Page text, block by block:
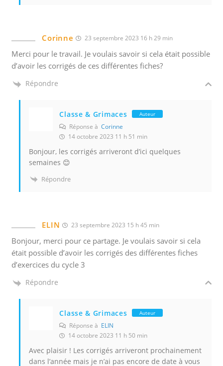
Corinne 23 septembre 2023 16 h 29 min
Merci pour le travail. Je voulais savoir si cela était possible
d’avoir les corrigés de ces différentes fiches?
Répondre
Classe & Grimaces Auteur
Réponse àCorinne
14 octobre 2023 11 h 51 min
Bonjour, les corrigés arriveront d’ici quelques
semaines 😊
Répondre
ELIN 23 septembre 2023 15 h 45 min
Bonjour, merci pour ce partage. Je voulais savoir si cela
était possible d’avoir les corrigés des différentes fiches
d’exercices du cycle 3
Répondre
Classe & Grimaces Auteur
Réponse à ELIN
14 octobre 2023 11 h 50 min
Avec plaisir ! Les corrigés arriveront prochainement
dans l’année mais je n’ai pas encore de date à vous